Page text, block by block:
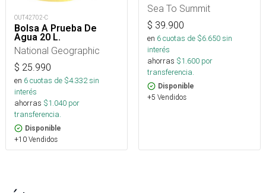
OUT42702-C
Bolsa A Prueba De
Agua 20 L.
National Geographic
$ 25.990
en 6cuotas de $4.332sin
interés
ahorras $1.040 por
transferencia.
Disponible
+10 Vendidos
Sea To Summit
$ 39.900
en 6cuotas de $6.650sin
interés
ahorras $1.600 por
transferencia.
Disponible
+5 Vendidos